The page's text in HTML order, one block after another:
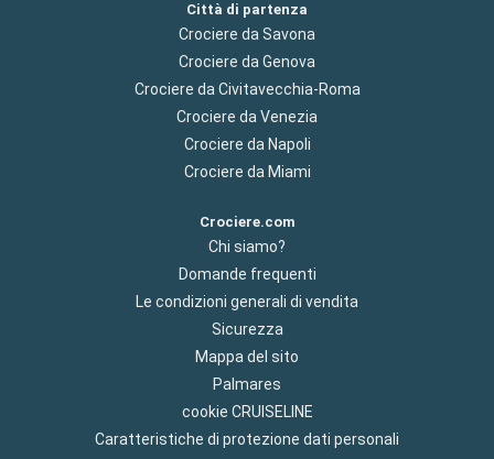
Città di partenza
Crociere da Savona
Crociere da Genova
Crociere da Civitavecchia-Roma
Crociere da Venezia
Crociere da Napoli
Crociere da Miami
Crociere.com
Chi siamo?
Domande frequenti
Le condizioni generali di vendita
Sicurezza
Mappa del sito
Palmares
cookie CRUISELINE
Caratteristiche di protezione dati personali